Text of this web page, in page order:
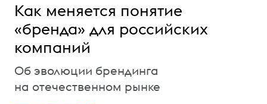
Как меняется понятие
«бренда» для российских
компаний
Об эволюции брендинга
на отечественном рынке